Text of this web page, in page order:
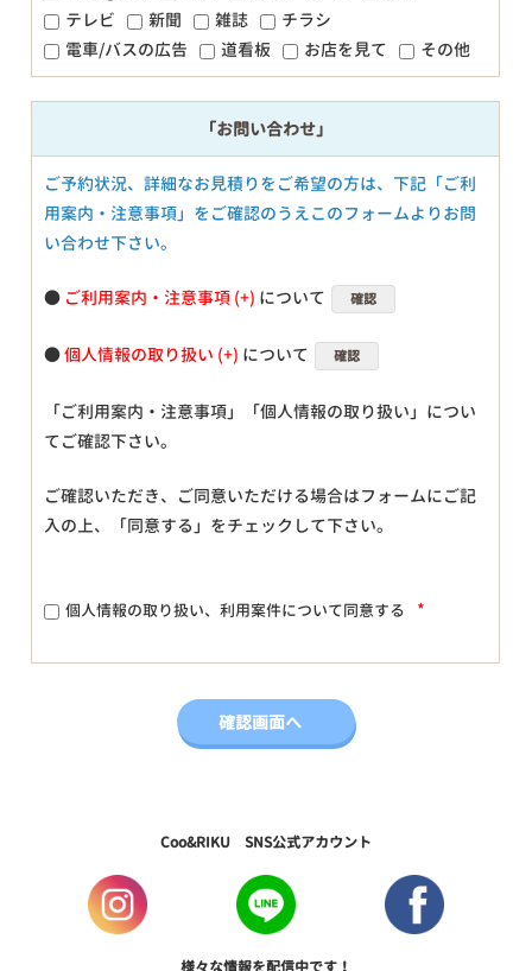
テレビ
新聞 雑誌
チラシ
電車/バスの広告
道看板 お店を見て その他
「お問い合わせ」
ご予約状況、詳細なお見積りをご希望の方は、下記「ご利
用案内・注意事項」をご確認のうえこのフォームよりお問
い合わせ下さい。
● ご利用案内・注意事項 について 確認
●個人情報の取り扱い について 確認
「ご利用案内・注意事項」「個人情報の取り扱い」につい
てご確認下さい。
ご確認いただき、ご同意いただける場合はフォームにご記
入の上、「同意する」をチェックして下さい。
個人情報の取り扱い、利用案件について同意する *
Coo&RIKU SNS公式アカウント
様々な情報を配信中です！